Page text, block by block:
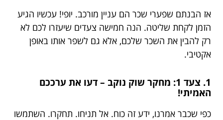
אז הבנתם שפערי שכר הם עניין מורכב. יופי! עכשיו הגיע
הזמן לקחת שליטה. הנה חמישה צעדים שיעזרו לכם לא
רק להבין את השכר שלכם, אלא גם לשפר אותו באופן
אקטיבי.
1. צעד 1: מחקר שוק נוקב – דעו את ערככם
האמיתי!
כפי שכבר אמרנו, ידע זה כוח. אל תניחו. תחקרו. השתמשו